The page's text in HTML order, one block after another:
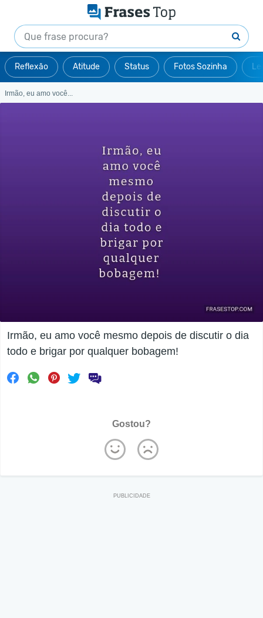
Reflexão Atitude Status Fotos Sozinha
Irmão, eu amo você...
Irmão, eu amo você mesmo depois de discutir o dia
todo e brigar por qualquer bobagem!
Gostou?